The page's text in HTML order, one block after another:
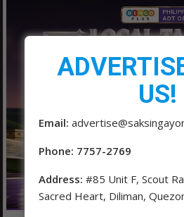
US!
Email:
Phone: 7757-2769
Address: #85 Unit F, Scout
Sacred Heart, Diliman,